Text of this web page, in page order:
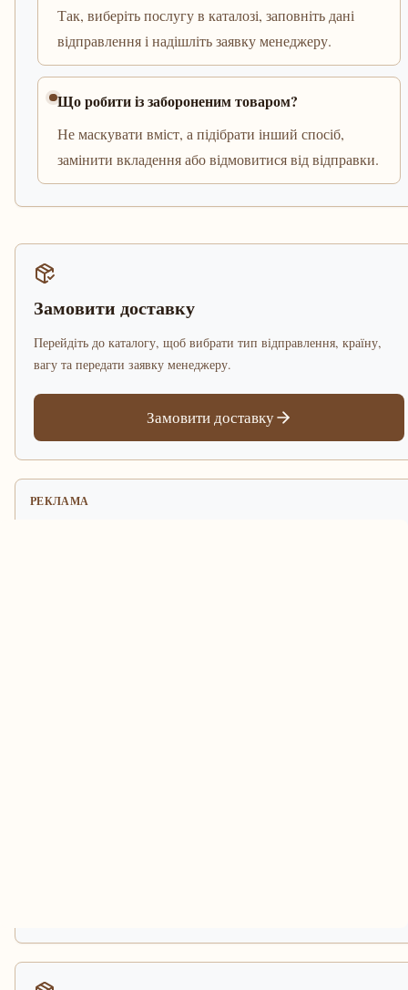
Так, виберіть послугу в каталозі, заповніть дані
відправлення і надішліть заявку менеджеру.
Що робити із забороненим товаром?
Не маскувати вміст, а підібрати інший спосіб,
замінити вкладення або відмовитися від відправки.
Замовити доставку
Перейдіть до каталогу, щоб вибрати тип відправлення, країну,
вагу та передати заявку менеджеру.
Замовити доставку
РЕКЛАМА